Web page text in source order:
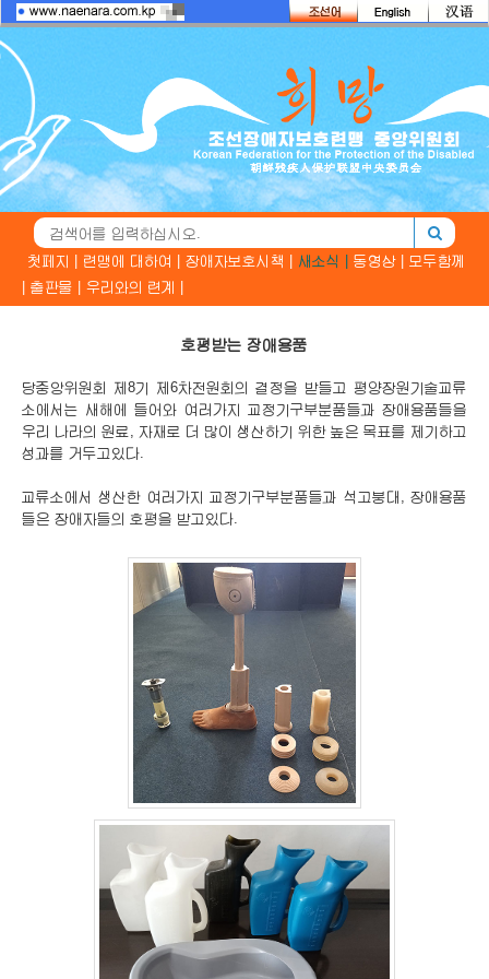
첫페지 | 련맹에 대하여 | 장애자보호시책 | 새소식 | 동영상 |
모두함께
출판물 | 우리와의 련계 |
호평받는 장애용품
당중앙위원회 제8기 제6차전원회의 결정을 받들고 평양장원기술교류
소에서는 새해에 들어와 여러가지 교정기구부분품들과 장애용품들을
우리 나라의 원료, 자재로 더 많이 생산하기 위한 높은 목표를 제기하고
성과를 거두고있다.
교류소에서 생산한 여러가지 교정기구부분품들과 석고붕대, 장애용품
들은 장애자들의 호평을 받고있다.